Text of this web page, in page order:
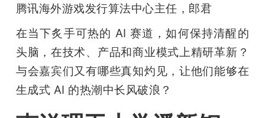
腾讯海外游戏发行算法中心主任，郎君
在当下炙手可热的 AI 赛道，如何保持清醒的
头脑，在技术、产品和商业模式上精研革新？
与会嘉宾们又有哪些真知灼见，让他们能够在
生成式 AI 的热潮中长风破浪？